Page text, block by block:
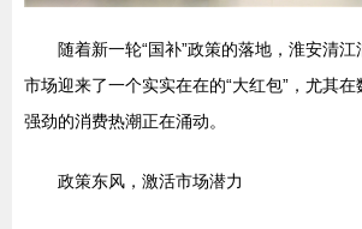
随着新一轮“国补”政策的落地，淮安清
市场迎来了一个实实在在的“大红包”，尤其
强劲的消费热潮正在涌动。
政策东风，激活市场潜力